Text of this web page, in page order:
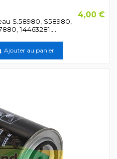
S.58980, S58980,
14463281,...
4,00 €
Ajouter au panier